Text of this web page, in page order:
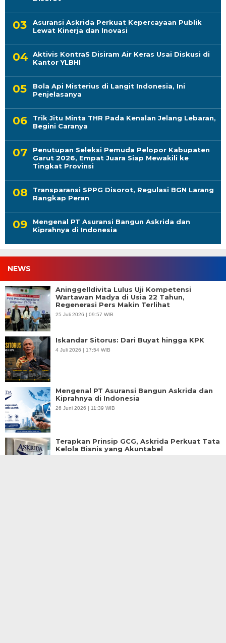
Asuransi Askrida Perkuat Kepercayaan Publik
Lewat Kinerja dan Inovasi
Aktivis KontraS Disiram Air Keras Usai Diskusi di
Kantor YLBHI
Bola Api Misterius di Langit Indonesia, Ini
Penjelasanya
Trik Jitu Minta THR Pada Kenalan Jelang Lebaran,
Begini Caranya
Penutupan Seleksi Pemuda Pelopor Kabupaten
Garut 2026, Empat Juara Siap Mewakili ke
Tingkat Provinsi
Transparansi SPPG Disorot, Regulasi BGN Larang
Rangkap Peran
Mengenal PT Asuransi Bangun Askrida dan
Kiprahnya di Indonesia
NEWS
Aninggelldivita Lulus Uji Kompetensi
Wartawan Madya di Usia 22 Tahun,
Regenerasi Pers Makin Terlihat
25 Juli 2026 | 09:57 WIB
Iskandar Sitorus: Dari Buyat hingga KPK
4 Juli 2026 | 17:54 WIB
Mengenal PT Asuransi Bangun Askrida dan
Kiprahnya di Indonesia
26 Juni 2026 | 11:39 WIB
Terapkan Prinsip GCG, Askrida Perkuat Tata
Kelola Bisnis yang Akuntabel